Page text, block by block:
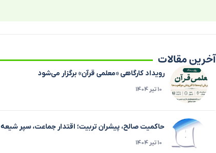
آخرین مقالات
رویداد کارگاهی «معلمی قرآن» برگزار می‌شود
۱۰ تیر ۱۴۰۴
حاکمیت صالح، پیشران تربیت؛ اقتدار جماعت، سپر شیعه
۱۰ تیر ۱۴۰۴